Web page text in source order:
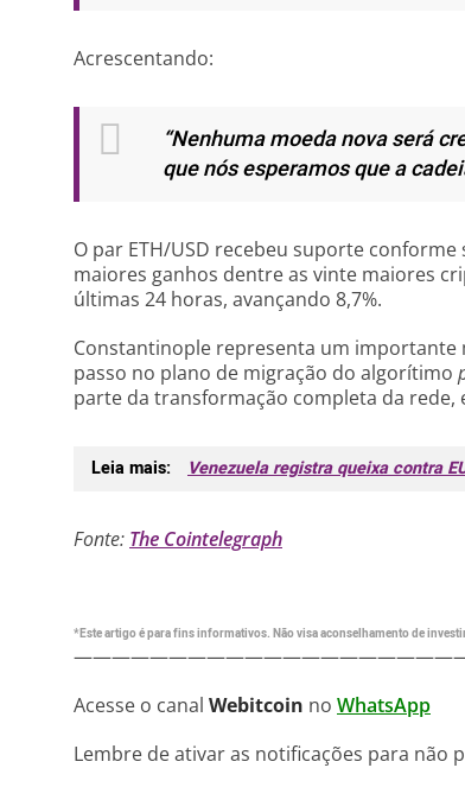
Acrescentando:
“Nenhuma moeda nova será
que nós esperamos que a
O par ETH/USD recebeu suporte conforme
maiores ganhos dentre as vinte maiores
últimas 24 horas, avançando 8,7%.
Constantinople representa um
passo no plano de migração do algorítimo
parte da transformação completa da rede,
Leia mais: Venezuela registra queixa contra
Fonte: The Cointelegraph
*Este artigo é para fins informativos. Não visa aconselhamento de
Acesse o canal Webitcoin no WhatsApp
Lembre de ativar as notificações para não